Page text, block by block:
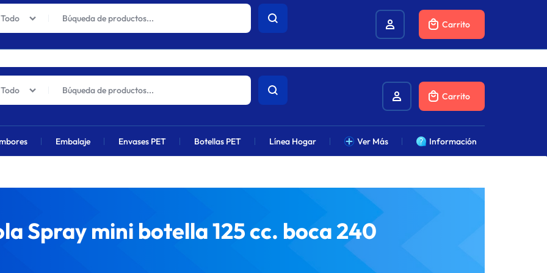
sufrirán un aumento global próximamente debido al alza en combustibles.
Todo
Carrito
Embalaje Envases PET Botellas PET Línea Hogar Ver Más Información
Todo
Carrito
Spray mini botella 125 cc. boca 240